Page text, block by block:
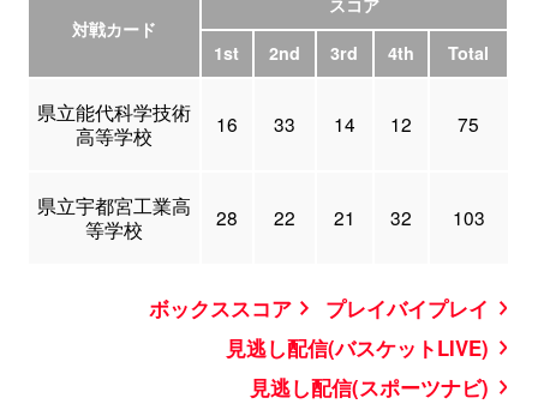
対戦カード
スコア
1st
2nd 3rd 4th Total
県立能代科学技術
高等学校
16 33 14 12 75
県立宇都宮工業高
等学校
28 22 21 32 103
ボックススコア
プレイバイプレイ
見逃し配信(バスケットLIVE)
見逃し配信(スポーツナビ)